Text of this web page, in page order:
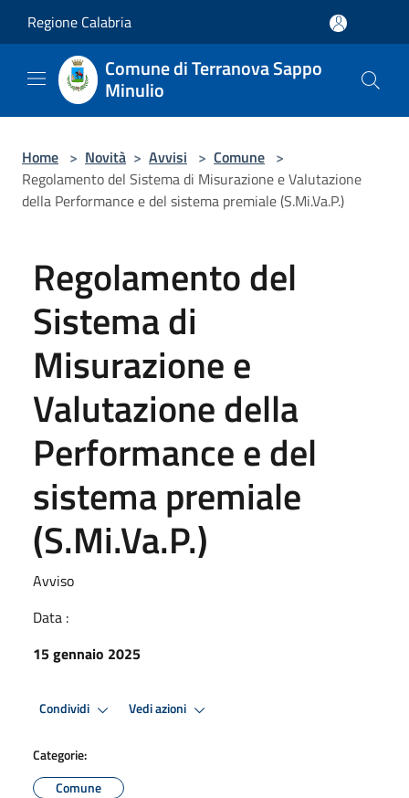
Regione Calabria
Comune di Terranova Sappo
Minulio
Home > Novità > Avvisi > Comune >
Regolamento del Sistema di Misurazione e Valutazione
della Performance e del sistema premiale (S.Mi.Va.P.)
Regolamento del
Sistema di
Misurazione e
Valutazione della
Performance e del
sistema premiale
(S.Mi.Va.P.)
Avviso
Data :
15 gennaio 2025
Condividi Vedi azioni
Categorie:
Comune